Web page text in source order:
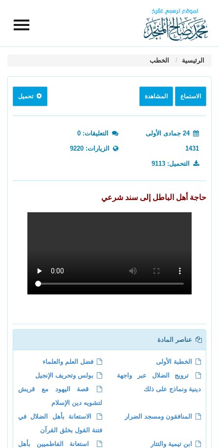
الرئيسية الخطب
الاستماع المشاهدة تحميل
24 جمادى الأولى
1431
التعليقات: 0
الزيارات: 9220
التحميل: 9113
حاجة أهل الباطل إلى سند شرعي
عناصر المادة
الخطبة الأولى
فضل العلم والعلماء
ترويج الضلال عبر واجهة
دينية ونماذج على ذلك
بولس وتحريف الإنجيل
قصة اليهود مع قريش
لتشويه دين الإسلام
المنافقون ومسجد الضرار
الاستعانة بأهل الضلال في
فتنة القول بخلق القرآن
ابن تيمية والتتار
استعانة الفاطميين بأهل